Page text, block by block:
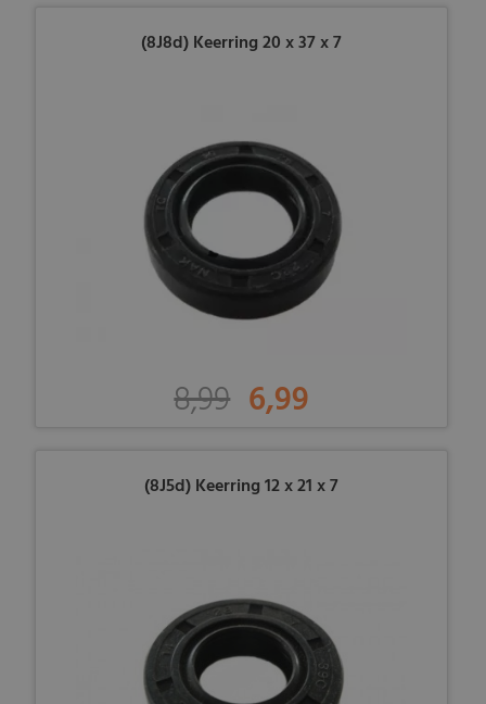
(8J8d) Keerring 20 x 37 x 7
8,99 6,99
(8J5d) Keerring 12 x 21 x 7